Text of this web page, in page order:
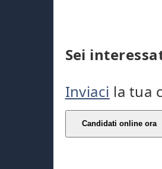
Sei
Inviaci la tua